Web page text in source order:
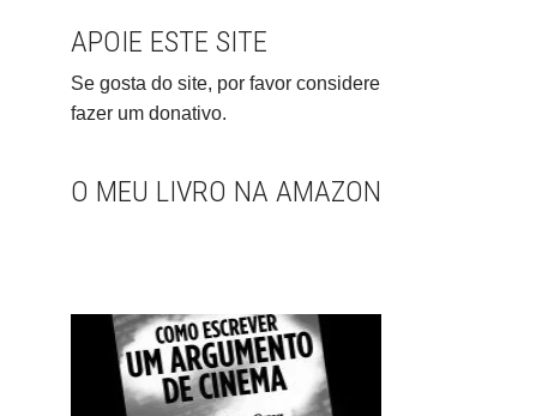
APOIE ESTE SITE
Se gosta do site, por favor considere
fazer um donativo.
O MEU LIVRO NA AMAZON